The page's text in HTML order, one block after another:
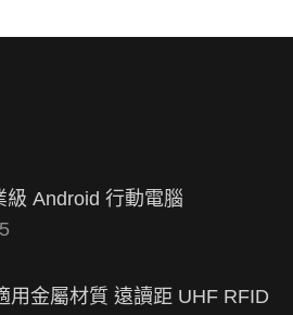
級 Android 行動電腦
用金屬材質 遠讀距 UHF RFID